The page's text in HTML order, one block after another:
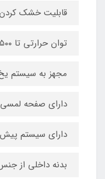
قابلیت خشک
توان حرارتی تا ۱۵۰۰ وات
مجهز به سیستم
دارای صفحه
دارای سیستم
بدنه داخلی از